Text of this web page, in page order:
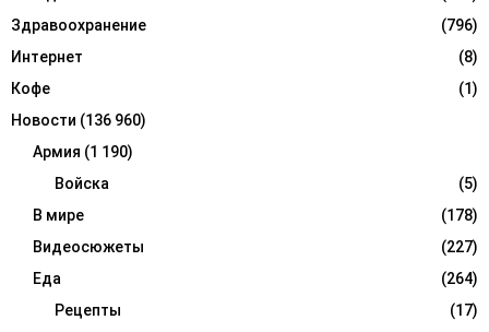
Здравоохранение
(796)
Интернет
(8)
Кофе
(1)
Новости (136 960)
Армия (1 190)
Войска
(5)
В мире
(178)
Видеосюжеты
(227)
Еда
(264)
Рецепты
(17)